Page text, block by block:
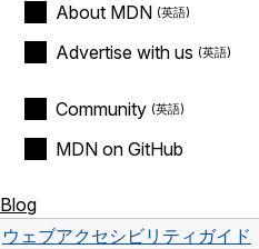
About MDN
Advertise with us
Community
MDN on GitHub
Blog
ウェブアクセシビリティ ガイド